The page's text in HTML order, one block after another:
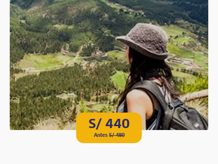
S/ 440
AntesS/ 480